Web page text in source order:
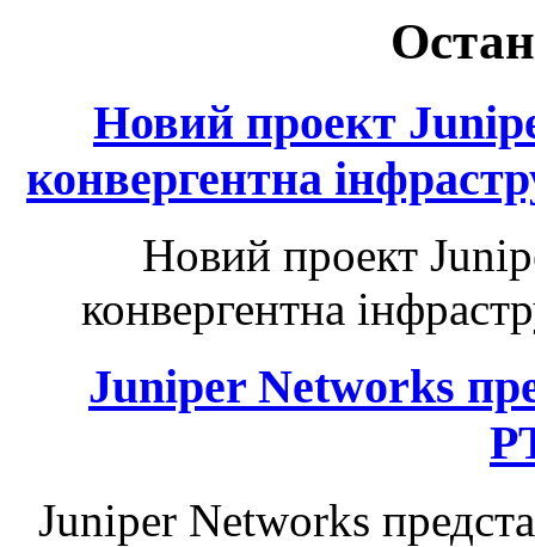
Новий проект
конвергентна
Новий проект
конвергентна
Juniper Networks
Juniper Networks